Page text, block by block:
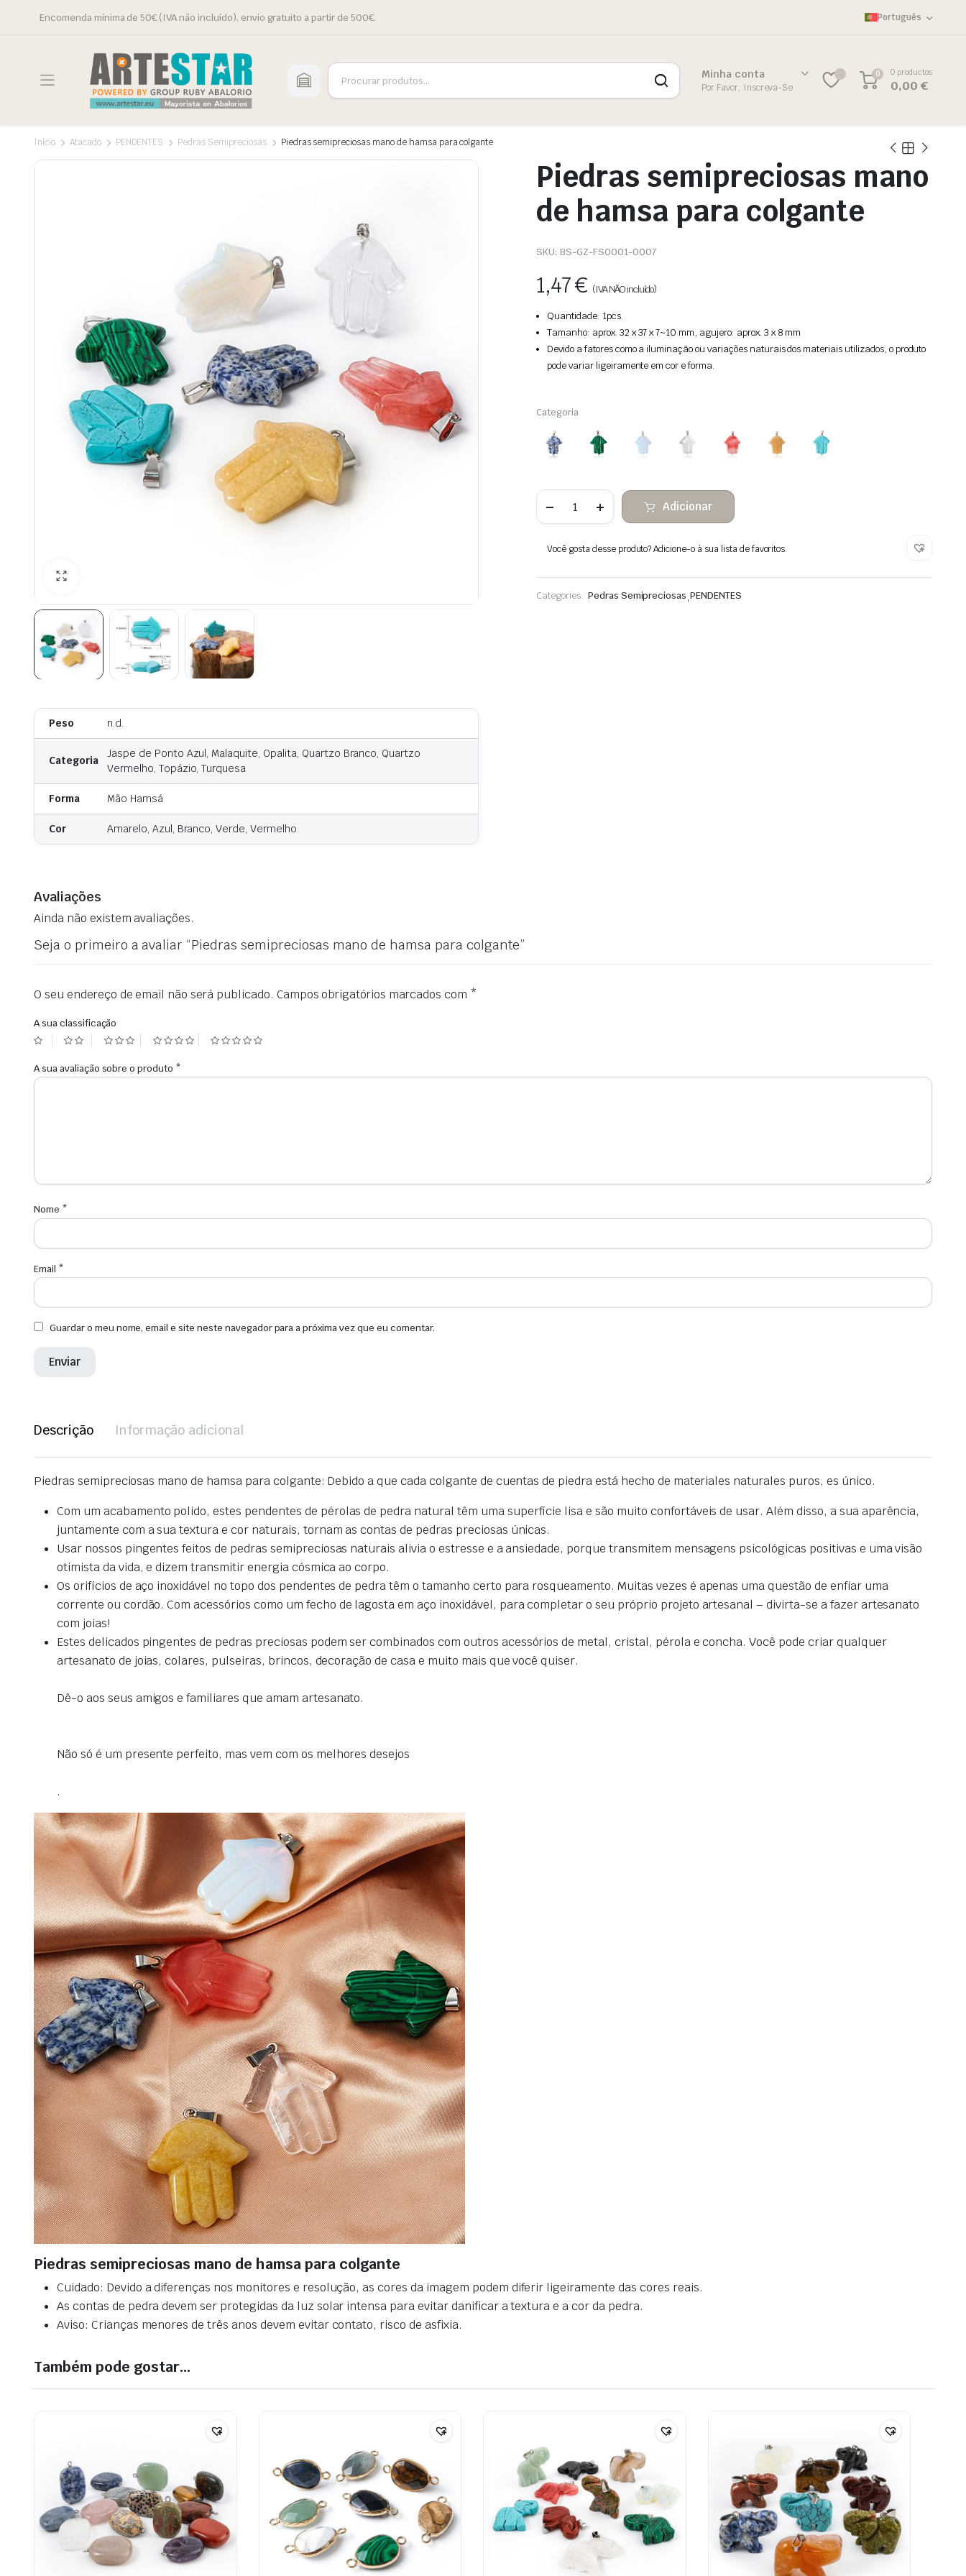
Encomenda mínima de 50€ (IVA não incluído), envio gratuito a partir de 500€. Português
Minha conta
Por Favor, Inscreva-Se
0 0 productos
0,00€
Início Atacado PENDENTES Pedras Semipreciosas Piedras semipreciosas mano de hamsa para colgante
Peso n.d.
Categoria
Jaspe de Ponto Azul, Malaquite, Opalita, Quartzo Branco, Quartzo
Vermelho, Topázio, Turquesa
Forma Mão Hamsá
Cor Amarelo, Azul, Branco, Verde, Vermelho
Piedras semipreciosas mano
de hamsa para colgante
SKU: BS-GZ-FS0001-0007
1,47€ (IVA NÃO incluído)
Quantidade: 1pcs.
Tamanho: aprox. 32 x 37 x 7~10 mm, agujero: aprox. 3 x 8 mm
Devido a fatores como a iluminação ou variações naturais dos materiais utilizados, o produto
pode variar ligeiramente em cor e forma.
Categoria
Piedras
mano
de
para
colgante
Adicionar
Você gosta desse produto? Adicione-o à sua lista de favoritos.
Categories: Pedras Semipreciosas,PENDENTES
Avaliações
Ainda não existem avaliações.
Seja o primeiro a avaliar “Piedras semipreciosas mano de hamsa para colgante”
O seu endereço de email não será publicado. Campos obrigatórios marcados com *
A sua classificação
A sua avaliação sobre o produto *
Nome *
Email *
Guardar o meu nome, email e site neste navegador para a próxima vez que eu comentar.
Descrição Informação adicional
Piedras semipreciosas mano de hamsa para colgante: Debido a que cada colgante de cuentas de piedra está hecho de materiales naturales puros, es único.
Com um acabamento polido, estes pendentes de pérolas de pedra natural têm uma superfície lisa e são muito confortáveis de usar.Além disso, a suaaparência,
juntamente com a sua textura e cor naturais, tornam as contas de pedras preciosas únicas.
Usar nossos pingentes feitos de pedras semipreciosas naturais alivia o estresse e a ansiedade, porque transmitem mensagens psicológicas positivas e uma visão
otimista da vida, e dizem transmitir energia cósmica ao corpo.
Os orifícios de aço inoxidável no topo dos pendentes de pedra têm o tamanho certo para rosqueamento. Muitas vezes é apenas uma questão de enfiar uma
corrente ou cordão.Com acessórios como um fecho de lagosta em aço inoxidável, para completar o seu próprio projeto artesanal – divirta-se a fazer artesanato
com joias!
Estes delicados pingentes de pedras preciosas podem ser combinados com outros acessórios de metal, cristal, pérola e concha. Você pode criar qualquer
artesanato de joias, colares, pulseiras, brincos, decoração de casa e muito mais que você quiser.
Dê-o aos seus amigos e familiares que amam artesanato.
Não só é um presente perfeito, mas vem com os melhores desejos
.
Piedras semipreciosas mano de hamsa para colgante
Cuidado: Devido a diferenças nos monitores e resolução, as cores da imagem podem diferir ligeiramente das cores reais.
As contas de pedra devem ser protegidas da luz solar intensa para evitar danificar a textura e a cor da pedra.
Aviso: Crianças menores de três anos devem evitar contato, risco de asfixia.
Também pode gostar…